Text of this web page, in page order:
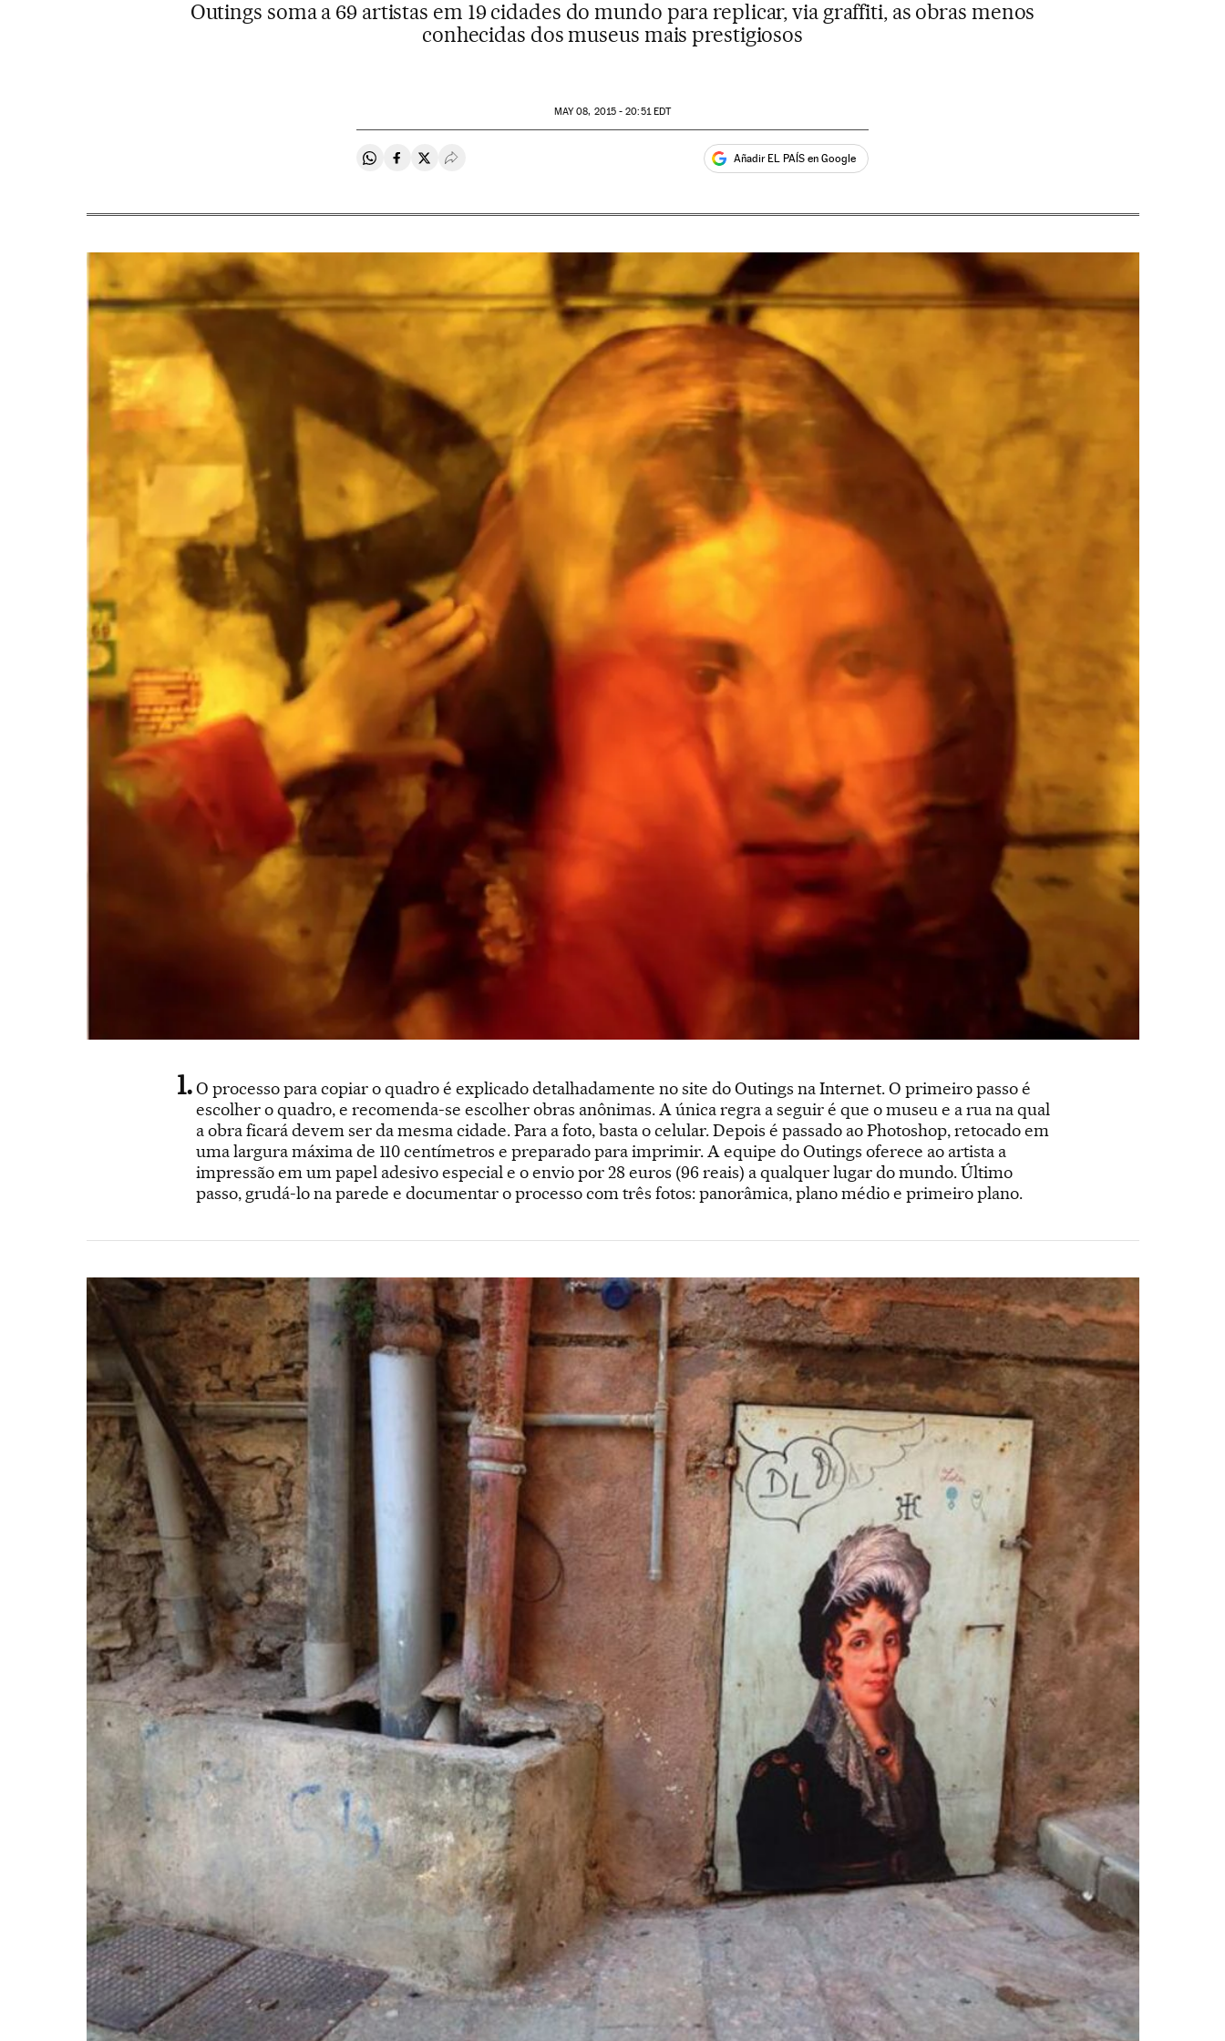
Outings soma a 69 artistas em 19 cidades do mundo para replicar, via graffiti, as obras menos
conhecidas dos museus mais prestigiosos
MAY08, 2015 - 20:51EDT
Compartir en Whatsapp
Compartir en Facebook
Compartir en Twitter
Desplegar Redes Sociales Añadir EL PAÍS en Google
O processo para copiar o quadro é explicado detalhadamente no site do Outings na Internet. O primeiro passo é
escolher o quadro, e recomenda-se escolher obras anônimas. A única regra a seguir é que o museu e a rua na qual
a obra ficará devem ser da mesma cidade. Para a foto, basta o celular. Depois é passado ao Photoshop, retocado em
uma largura máxima de 110 centímetros e preparado para imprimir. A equipe do Outings oferece ao artista a
impressão em um papel adesivo especial e o envio por 28 euros (96 reais) a qualquer lugar do mundo. Último
passo, grudá-lo na parede e documentar o processo com três fotos: panorâmica, plano médio e primeiro plano.